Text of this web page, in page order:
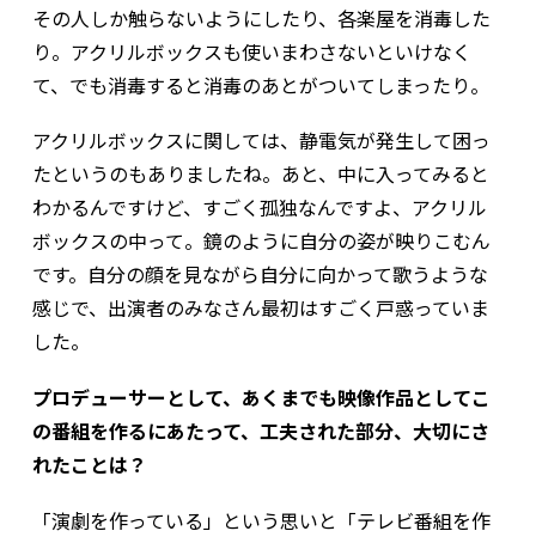
その人しか触らないようにしたり、各楽屋を消毒した
り。アクリルボックスも使いまわさないといけなく
て、でも消毒すると消毒のあとがついてしまったり。
アクリルボックスに関しては、静電気が発生して困っ
たというのもありましたね。あと、中に入ってみると
わかるんですけど、すごく孤独なんですよ、アクリル
ボックスの中って。鏡のように自分の姿が映りこむん
です。自分の顔を見ながら自分に向かって歌うような
感じで、出演者のみなさん最初はすごく戸惑っていま
した。
――プロデューサーとして、あくまでも映像作品としてこ
の番組を作るにあたって、工夫された部分、大切にさ
れたことは？
「演劇を作っている」という思いと「テレビ番組を作